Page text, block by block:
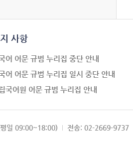
사항
어 어문 규범 누리집 중단 안내
어 어문 규범 누리집 일시 중단 안내
국어원 어문 규범 누리집 안내
일 09:00~18:00) 전송: 02-2669-9737